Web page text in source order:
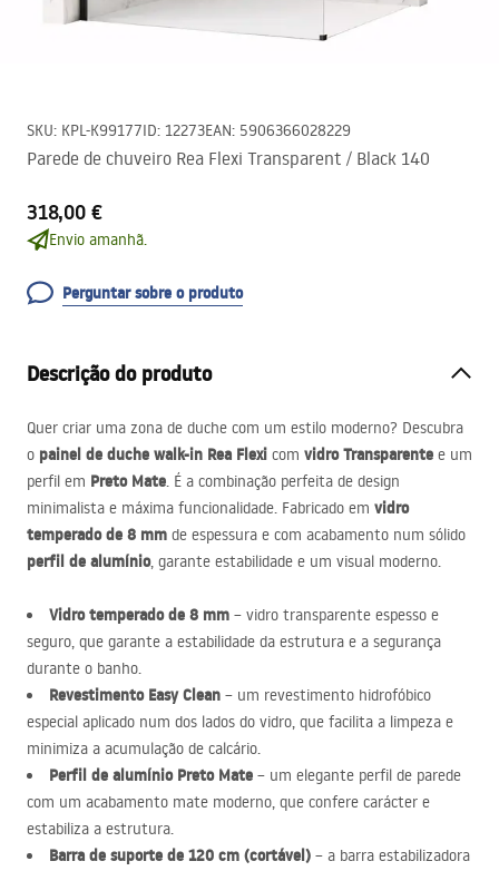
SKU: KPL-K99177ID: 12273EAN: 5906366028229
Parede de chuveiro Rea Flexi Transparent / Black 140
318,00 €
Envio amanhã.
Perguntar sobre o produto
Descrição do produto
Quer criar uma zona de duche com um estilo moderno? Descubra
o painel de duche walk-in Rea Flexi com vidro Transparente e um
perfil em Preto Mate. É a combinação perfeita de design
minimalista e máxima funcionalidade. Fabricado em vidro
temperado de 8 mm de espessura e com acabamento num sólido
perfil de alumínio, garante estabilidade e um visual moderno.
Vidro temperado de 8 mm – vidro transparente espesso e
seguro, que garante a estabilidade da estrutura e a segurança
durante o banho.
Revestimento Easy Clean – um revestimento hidrofóbico
especial aplicado num dos lados do vidro, que facilita a limpeza e
minimiza a acumulação de calcário.
Perfil de alumínio Preto Mate – um elegante perfil de parede
com um acabamento mate moderno, que confere carácter e
estabiliza a estrutura.
Barra de suporte de 120 cm (cortável) – a barra estabilizadora